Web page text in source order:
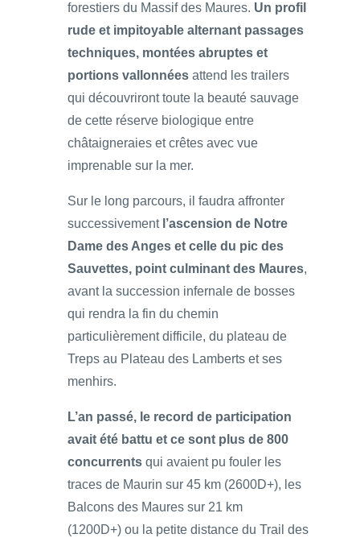
forestiers du Massif des Maures. Un profil
rude et impitoyable alternant passages
techniques, montées abruptes et
portions vallonnées attend les trailers
qui découvriront toute la beauté sauvage
de cette réserve biologique entre
châtaigneraies et crêtes avec vue
imprenable sur la mer.
Sur le long parcours, il faudra affronter
successivement l’ascension de Notre
Dame des Anges et celle du pic des
Sauvettes, point culminant des Maures,
avant la succession infernale de bosses
qui rendra la fin du chemin
particulièrement difficile, du plateau de
Treps au Plateau des Lamberts et ses
menhirs.
L’an passé, le record de participation
avait été battu et ce sont plus de 800
concurrents qui avaient pu fouler les
traces de Maurin sur 45 km (2600D+), les
Balcons des Maures sur 21 km
(1200D+) ou la petite distance du Trail des